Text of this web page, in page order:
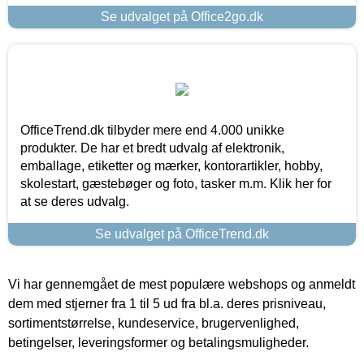
Se udvalget på Office2go.dk
OfficeTrend.dk tilbyder mere end 4.000 unikke
produkter. De har et bredt udvalg af elektronik,
emballage, etiketter og mærker, kontorartikler, hobby,
skolestart, gæstebøger og foto, tasker m.m. Klik her for
at se deres udvalg.
Se udvalget på OfficeTrend.dk
Vi har gennemgået de mest populære webshops og anmeldt
dem med stjerner fra 1 til 5 ud fra bl.a. deres prisniveau,
sortimentstørrelse, kundeservice, brugervenlighed,
betingelser, leveringsformer og betalingsmuligheder.